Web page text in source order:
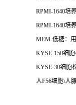
RPMI-1640培
RPMI-1640培
MEM-低糖：
KYSE-150细
KYSE-30细胞
人F56细胞\人